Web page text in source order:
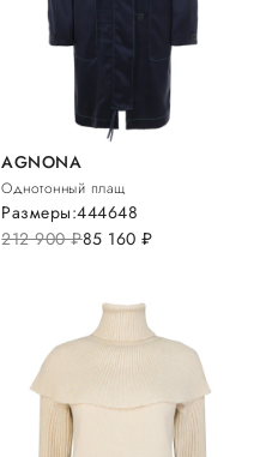
AGNONA
Однотонный плащ
212 900руб.85 160руб.
Размеры:444648